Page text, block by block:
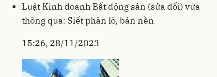
Luật Kinh doanh Bất động sản (sửa đổi) vừa
thông qua: Siết phân lô, bán nền
15:26, 28/11/2023